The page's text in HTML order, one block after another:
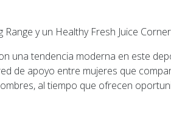
y un Healthy Fresh Juice
una tendencia moderna en este
de apoyo entre mujeres que
al tiempo que ofrecen